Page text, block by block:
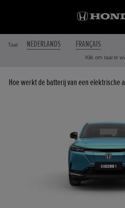
Taal NEDERLANDS FRANÇAIS
Klik om taal te
Hoe werkt de batterij van een elektrische